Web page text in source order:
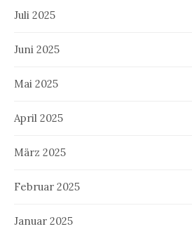
Juli 2025
Juni 2025
Mai 2025
April 2025
März 2025
Februar 2025
Januar 2025